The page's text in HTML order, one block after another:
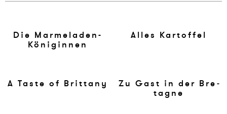
Die Mar­me­la­den-
Köni­gin­nen
Al­les Kar­tof­fel
A Ta­ste of Brit­ta­ny
Zu Gast in der Bre­
ta­gne